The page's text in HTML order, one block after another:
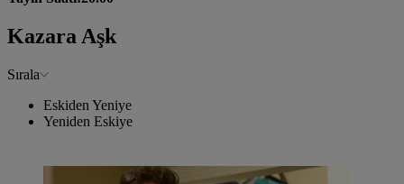
Kazara Aşk
Sırala
Eskiden Yeniye
Yeniden Eskiye